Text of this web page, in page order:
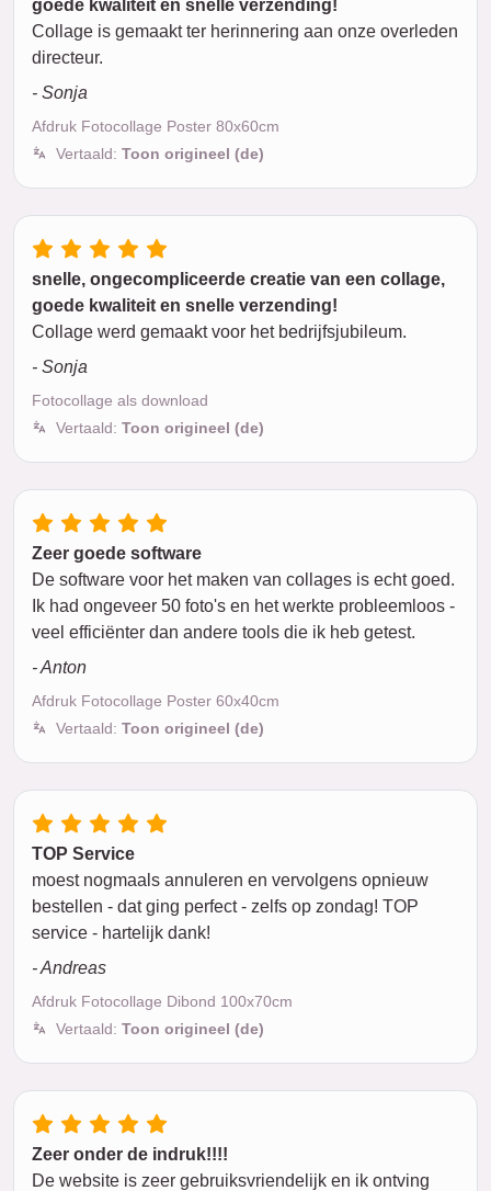
goede kwaliteit en snelle verzending!
Collage is gemaakt ter herinnering aan onze overleden
directeur.
- Sonja
Afdruk Fotocollage Poster 80x60cm
Vertaald: Toon origineel (de)
snelle, ongecompliceerde creatie van een collage,
goede kwaliteit en snelle verzending!
Collage werd gemaakt voor het bedrijfsjubileum.
- Sonja
Fotocollage als download
Vertaald: Toon origineel (de)
Zeer goede software
De software voor het maken van collages is echt goed.
Ik had ongeveer 50 foto's en het werkte probleemloos -
veel efficiënter dan andere tools die ik heb getest.
- Anton
Afdruk Fotocollage Poster 60x40cm
Vertaald: Toon origineel (de)
TOP Service
moest nogmaals annuleren en vervolgens opnieuw
bestellen - dat ging perfect - zelfs op zondag! TOP
service - hartelijk dank!
- Andreas
Afdruk Fotocollage Dibond 100x70cm
Vertaald: Toon origineel (de)
Zeer onder de indruk!!!!
De website is zeer gebruiksvriendelijk en ik ontving